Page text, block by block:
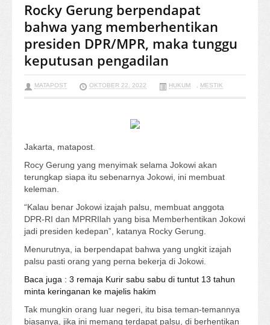
Rocky Gerung berpendapat
bahwa yang memberhentikan
presiden DPR/MPR, maka tunggu
keputusan pengadilan
MATAPOST OKTOBER 22, 2022 HUKUM , MESTIK
Jakarta, matapost.
Rocy Gerung yang menyimak selama Jokowi akan
terungkap siapa itu sebenarnya Jokowi, ini membuat
keleman.
“Kalau benar Jokowi izajah palsu, membuat anggota
DPR-RI dan MPRRIlah yang bisa Memberhentikan Jokowi
jadi presiden kedepan”, katanya Rocky Gerung.
Menurutnya, ia berpendapat bahwa yang ungkit izajah
palsu pasti orang yang perna bekerja di Jokowi.
Baca juga : 3 remaja Kurir sabu sabu di tuntut 13 tahun
minta keringanan ke majelis hakim
Tak mungkin orang luar negeri, itu bisa teman-temannya
biasanya, jika ini memang terdapat palsu, di berhentikan